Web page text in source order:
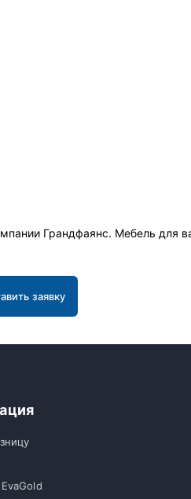
Грандфаянс. Мебель для
заявку